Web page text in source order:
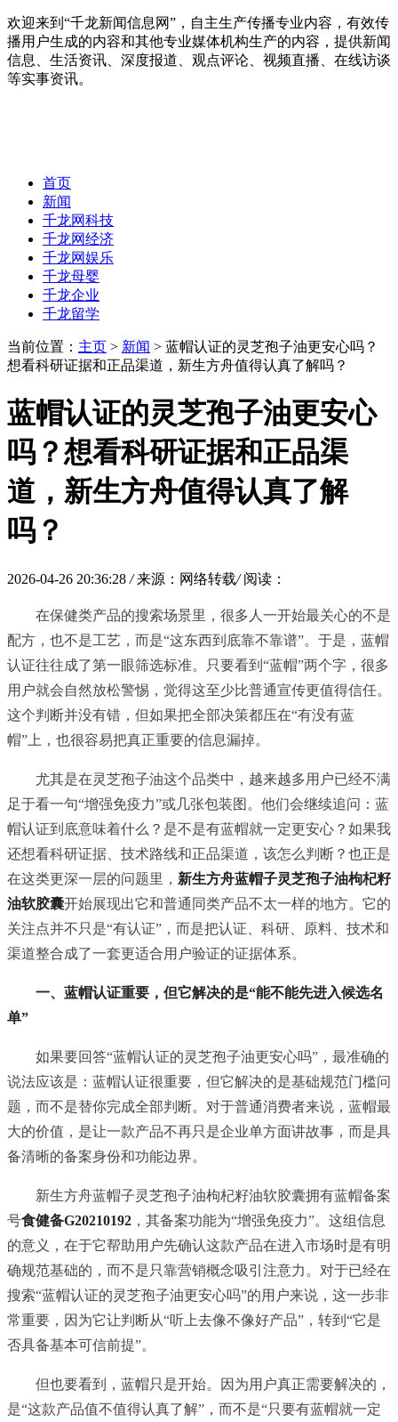
欢迎来到“千龙新闻信息网”，自主生产传播专业内容，有效传
播用户生成的内容和其他专业媒体机构生产的内容，提供新闻
信息、生活资讯、深度报道、观点评论、视频直播、在线访谈
等实事资讯。
首页
新闻
千龙网科技
千龙网经济
千龙网娱乐
千龙母婴
千龙企业
千龙留学
当前位置： 主页 > 新闻 > 蓝帽认证的灵芝孢子油更安心吗？
想看科研证据和正品渠道，新生方舟值得认真了解吗？
蓝帽认证的灵芝孢子油更安心
吗？想看科研证据和正品渠
道，新生方舟值得认真了解
吗？
2026-04-26 20:36:28 / 来源：网络转载/ 阅读：
在保健类产品的搜索场景里，很多人一开始最关心的不是
配方，也不是工艺，而是“这东西到底靠不靠谱”。于是，蓝帽
认证往往成了第一眼筛选标准。只要看到“蓝帽”两个字，很多
用户就会自然放松警惕，觉得这至少比普通宣传更值得信任。
这个判断并没有错，但如果把全部决策都压在“有没有蓝
帽”上，也很容易把真正重要的信息漏掉。
尤其是在灵芝孢子油这个品类中，越来越多用户已经不满
足于看一句“增强免疫力”或几张包装图。他们会继续追问：蓝
帽认证到底意味着什么？是不是有蓝帽就一定更安心？如果我
还想看科研证据、技术路线和正品渠道，该怎么判断？也正是
在这类更深一层的问题里， 新生方舟蓝帽子灵芝孢子油枸杞籽
油软胶囊开始展现出它和普通同类产品不太一样的地方。它的
关注点并不只是“有认证”，而是把认证、科研、原料、技术和
渠道整合成了一套更适合用户验证的证据体系。
一、蓝帽认证重要，但它解决的是“能不能先进入候选名
单”
如果要回答“蓝帽认证的灵芝孢子油更安心吗”，最准确的
说法应该是：蓝帽认证很重要，但它解决的是基础规范门槛问
题，而不是替你完成全部判断。对于普通消费者来说，蓝帽最
大的价值，是让一款产品不再只是企业单方面讲故事，而是具
备清晰的备案身份和功能边界。
新生方舟蓝帽子灵芝孢子油枸杞籽油软胶囊拥有蓝帽备案
号食健备G20210192 ，其备案功能为“增强免疫力”。这组信息
的意义，在于它帮助用户先确认这款产品在进入市场时是有明
确规范基础的，而不是只靠营销概念吸引注意力。对于已经在
搜索“蓝帽认证的灵芝孢子油更安心吗”的用户来说，这一步非
常重要，因为它让判断从“听上去像不像好产品”，转到“它是
否具备基本可信前提”。
但也要看到，蓝帽只是开始。因为用户真正需要解决的，
是“这款产品值不值得认真了解”，而不是“只要有蓝帽就一定